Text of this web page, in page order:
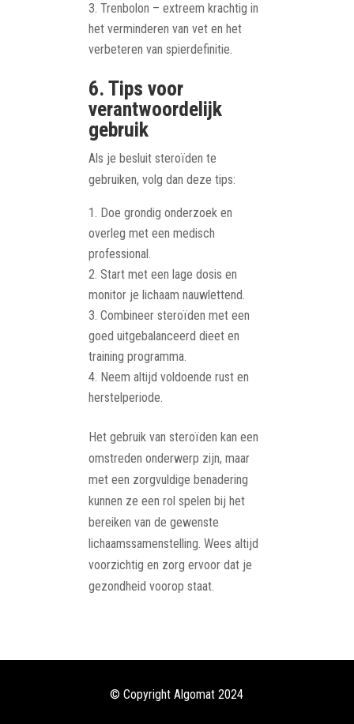
Trenbolon – extreem krachtig in
het verminderen van vet en het
verbeteren van spierdefinitie.
6. Tips voor
verantwoordelijk
gebruik
Als je besluit steroïden te
gebruiken, volg dan deze tips:
Doe grondig onderzoek en
overleg met een medisch
professional.
Start met een lage dosis en
monitor je lichaam nauwlettend.
Combineer steroïden met een
goed uitgebalanceerd dieet en
training programma.
Neem altijd voldoende rust en
herstelperiode.
Het gebruik van steroïden kan een
omstreden onderwerp zijn, maar
met een zorgvuldige benadering
kunnen ze een rol spelen bij het
bereiken van de gewenste
lichaamssamenstelling. Wees altijd
voorzichtig en zorg ervoor dat je
gezondheid voorop staat.
© Copyright Algomat 2024